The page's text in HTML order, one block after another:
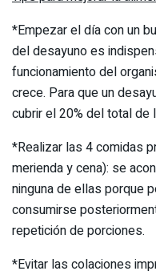
*Empezar el día con un
del desayuno es
funcionamiento del
crece. Para que un
cubrir el 20% del total de
*Realizar las 4 comidas
merienda y cena): se
ninguna de ellas porque
consumirse
repetición de porciones.
*Evitar las colaciones